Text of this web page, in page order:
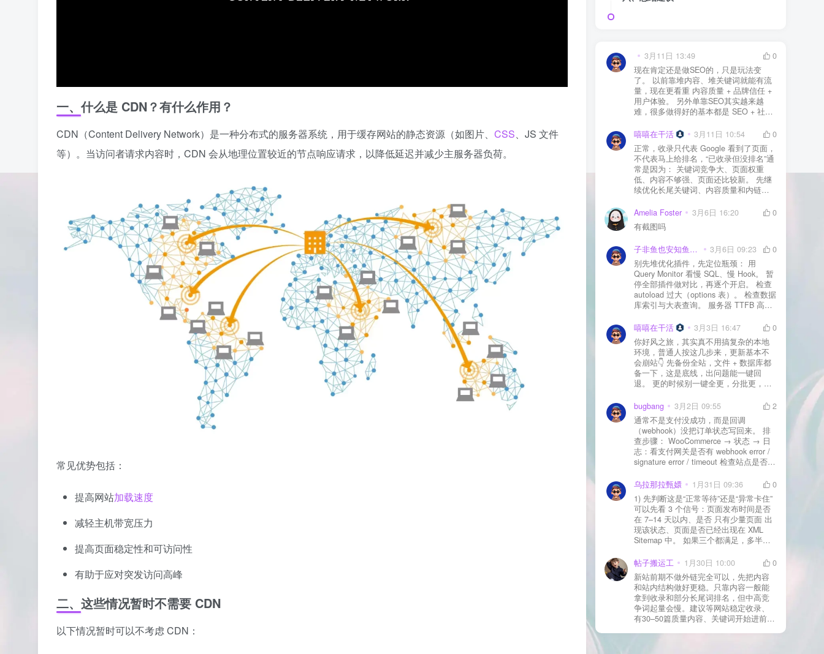
一、什么是 CDN？有什么作用？
CDN（Content Delivery Network）是一种分布式的服务器系统，用于缓存网站的静态资源（如图片、 CSS、JS 文件
等）。当访问者请求内容时，CDN 会从地理位置较近的节点响应请求，以降低延迟并减少主服务器负荷。
常见优势包括：
提高网站加载速度
减轻主机带宽压力
提高页面稳定性和可访问性
有助于应对突发访问高峰
二、这些情况暂时不需要 CDN
以下情况暂时可以不考虑 CDN：
3月11日 13:49
0
现在肯定还是做SEO的，只是玩法变
了。 以前靠堆内容、堆关键词就能有流
量，现在更看重 内容质量 + 品牌信任 +
用户体验。 另外单靠SEO其实越来越
难，很多做得好的基本都是 SEO + 社媒
质还是一个长期获客渠道，但不能再当
成唯一渠道了。
嘻嘻在干活 3月11日 10:54
0
正常，收录只代表 Google 看到了页面，
不代表马上给排名，“已收录但没排名”通
常是因为： 关键词竞争大、页面权重
低、内容不够强、页面还比较新。 先继
续优化长尾关键词、内容质量和内链，
Amelia Foster
3月6日 16:20
0
有截图吗
子非鱼也安知鱼之乐 3月6日 09:23
0
别先堆优化插件，先定位瓶颈： 用
Query Monitor 看慢 SQL、慢 Hook。 暂
停全部插件做对比，再逐个开启。 检查
autoload 过大（options 表）。 检查数据
库索引与大表查询。 服务器 TTFB 高就
嘻嘻在干活
3月3日 16:47
0
你好风之旅，其实真不用搞复杂的本地
环境，普通人按这几步来，更新基本不
会崩站👇 先备份全站，文件 + 数据库都
备一下，这是底线，出问题能一键回
退。 更的时候别一键全更，分批更，先
立刻清缓存，去前台检查首页、文章
页、按钮、表单这些关键位置。 最好再
装个支持版本回滚的插件，万一崩了，
一秒切回旧版。 总结来说：先备份、分
批更、更完查、留退路，稳得很✅😎希望
能帮到你
bugbang 3月2日 09:55
2
通常不是支付没成功，而是回调
（webhook）没把订单状态写回来。 排
查步骤： WooCommerce → 状态 → 日
志：看支付网关是否有 webhook error /
signature error / timeout 检查站点是否被
全插件） 检查是否启用了“缓存结账页/接
口路径”（结账页和回调接口不应缓存）
看服务器错误日志是否有 500/致命错误
导致回调执行中断 解决方案： 放行 wp-
json、wc-api、支付网关回调 URL（按网
关文档配置） 关闭结账页的缓存与 JS
合并压缩测试一次 若使用 Cloudflare：
则
乌拉那拉甄嬛 1月31日 09:36
0
1) 先判断这是“正常等待”还是“异常卡住”
可以先看 3 个信号：页面发布时间是否
在 7–14 天以内、是否 只有少量页面 出
现该状态、页面是否已经出现在 XML
Sitemap 中。 如果三个都满足，多半属
手。 2) 什么情况下“等”是没用的？ 以下
情况基本不会靠时间自动解决：页面几
乎没有内链（孤立页）、内容与站内已
有页面高度相似、canonical 指向了别的
URL、同一主题短时间发布太多相似文
章。 这种情况下，Google 已经抓取，但
判断“当前不值得进入索引”。 3) 最有效
的人工干预方式（不折腾） 优先做这 3
帖子搬运工 1月30日 10:00
0
新站前期不做外链完全可以，先把内容
和站内结构做好更稳。只靠内容一般能
拿到收录和部分长尾词排名，但中高竞
争词起量会慢。建议等网站稳定收录、
有30–50篇质量内容、关键词开始进前